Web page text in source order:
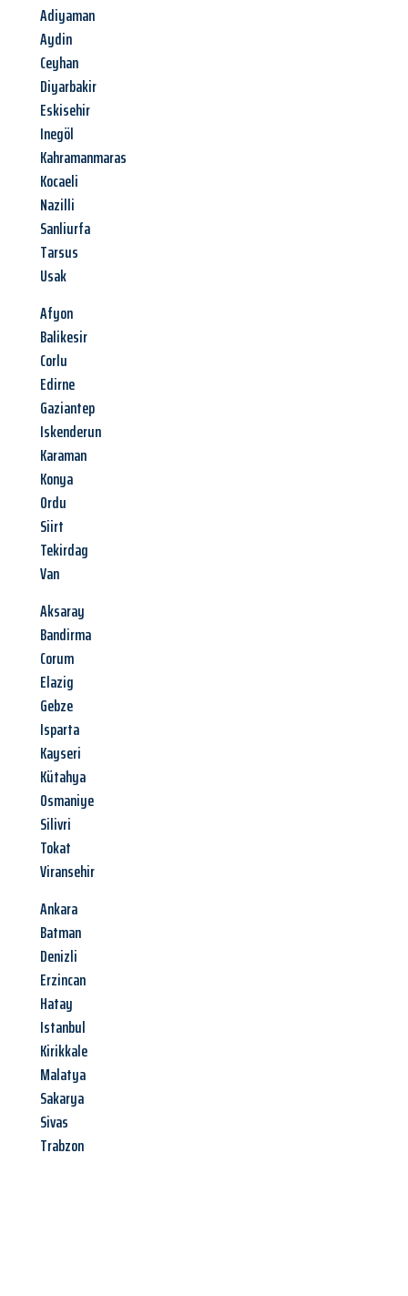
Adiyaman
Aydin
Ceyhan
Diyarbakir
Eskisehir
Inegöl
Kahramanmaras
Kocaeli
Nazilli
Sanliurfa
Tarsus
Usak
Afyon
Balikesir
Corlu
Edirne
Gaziantep
Iskenderun
Karaman
Konya
Ordu
Siirt
Tekirdag
Van
Aksaray
Bandirma
Corum
Elazig
Gebze
Isparta
Kayseri
Kütahya
Osmaniye
Silivri
Tokat
Viransehir
Ankara
Batman
Denizli
Erzincan
Hatay
Istanbul
Kirikkale
Malatya
Sakarya
Sivas
Trabzon